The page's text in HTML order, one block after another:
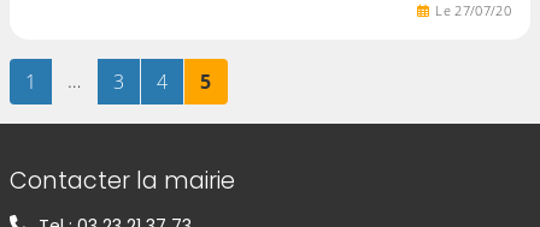
Le27/07/20
Page
1 sur 5
… Page
3sur 5Page
4sur 5Page
5sur 5
Informations de contact
Contacter la mairie